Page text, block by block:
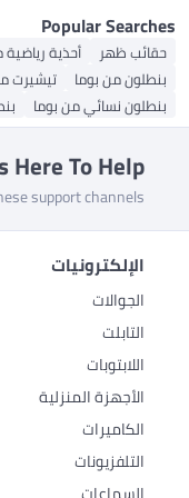
Popular Searches
حقائب ظهر أحذية
بنطلون من بوما
تيشيرت
بنطلون نسائي من بوما
To Help
support channels
الإلكترونيات
الجوالات
التابلت
اللابتوبات
الأجهزة المنزلية
الكاميرات
التلفزيونات